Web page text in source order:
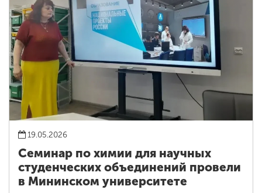
19.05.2026
Семинар по химии для научных
студенческих объединений провели
в Мининском университете